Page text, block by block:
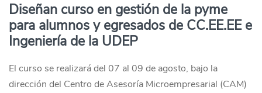
Diseñan curso en gestión de la pyme
para alumnos y egresados de CC.EE.EE e
Ingeniería de la UDEP
El curso se realizará del 07 al 09 de agosto, bajo la
dirección del Centro de Asesoría Microempresarial (CAM)